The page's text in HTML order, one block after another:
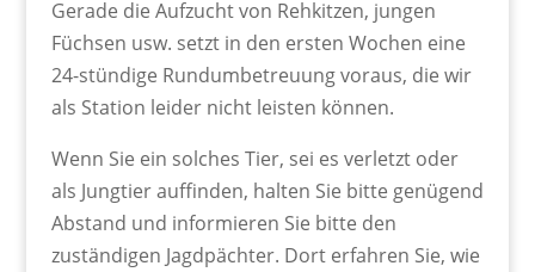
Gerade die Aufzucht von Rehkitzen, jungen
Füchsen usw. setzt in den ersten Wochen eine
24-stündige Rundumbetreuung voraus, die wir
als Station leider nicht leisten können.
Wenn Sie ein solches Tier, sei es verletzt oder
als Jungtier auffinden, halten Sie bitte genügend
Abstand und informieren Sie bitte den
zuständigen Jagdpächter. Dort erfahren Sie, wie